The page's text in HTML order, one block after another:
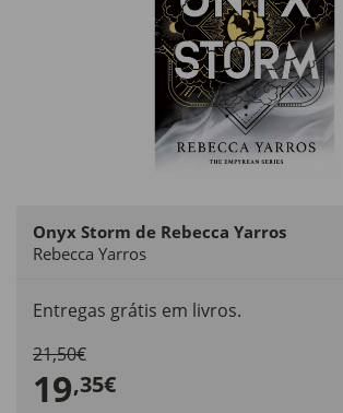
Onyx Storm de Rebecca Yarros
Rebecca Yarros
Entregas grátis em livros.
21,50€
19,35€